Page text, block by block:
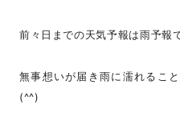
前々日までの天気予報は雨予報
無事想いが届き雨に濡れるこ
(^^)